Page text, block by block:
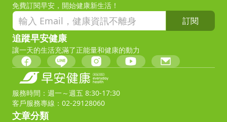
免費訂閱早安，開始健康新生活！
訂閱
追蹤早安健康
讓一天的生活充滿了正能量和健康的動力
服務時間：週一～週五 8:30-17:30
客戶服務專線：02-29128060
文章分類